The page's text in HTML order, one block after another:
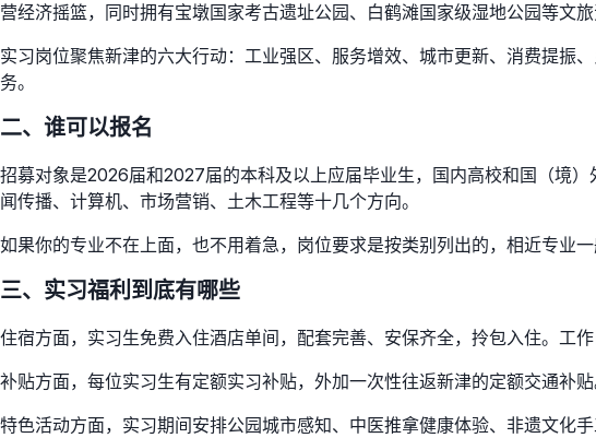
营经济摇篮，同时拥有宝墩国家考古遗址公园、白鹤滩国家级湿地公园等文旅
实习岗位聚焦新津的六大行动：工业强区、服务增效、城市更新、消费提振
务。
二、谁可以报名
招募对象是2026届和2027届的本科及以上应届毕业生，国内高校和国（境
闻传播、计算机、市场营销、土木工程等十几个方向。
如果你的专业不在上面，也不用着急，岗位要求是按类别列出的，相近专业
三、实习福利到底有哪些
住宿方面，实习生免费入住酒店单间，配套完善、安保齐全，拎包入住。工
补贴方面，每位实习生有定额实习补贴，外加一次性往返新津的定额交通补
特色活动方面，实习期间安排公园城市感知、中医推拿健康体验、非遗文化